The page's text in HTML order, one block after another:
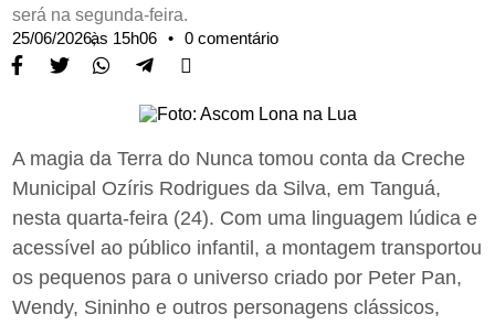
será na segunda-feira.
25/06/2026,às 15h06 • 0 comentário
A magia da Terra do Nunca tomou conta da Creche
Municipal Ozíris Rodrigues da Silva, em Tanguá,
nesta quarta-feira (24). Com uma linguagem lúdica e
acessível ao público infantil, a montagem transportou
os pequenos para o universo criado por Peter Pan,
Wendy, Sininho e outros personagens clássicos,